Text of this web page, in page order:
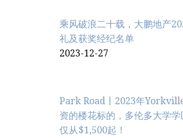
乘风破浪二十载，大鹏地产
礼及获奖经纪名单
2023-12-27
Park Road丨2023年
资的楼花标的，多伦多大学
仅从$1,500起！